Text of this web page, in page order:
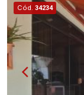
Cód. 34234